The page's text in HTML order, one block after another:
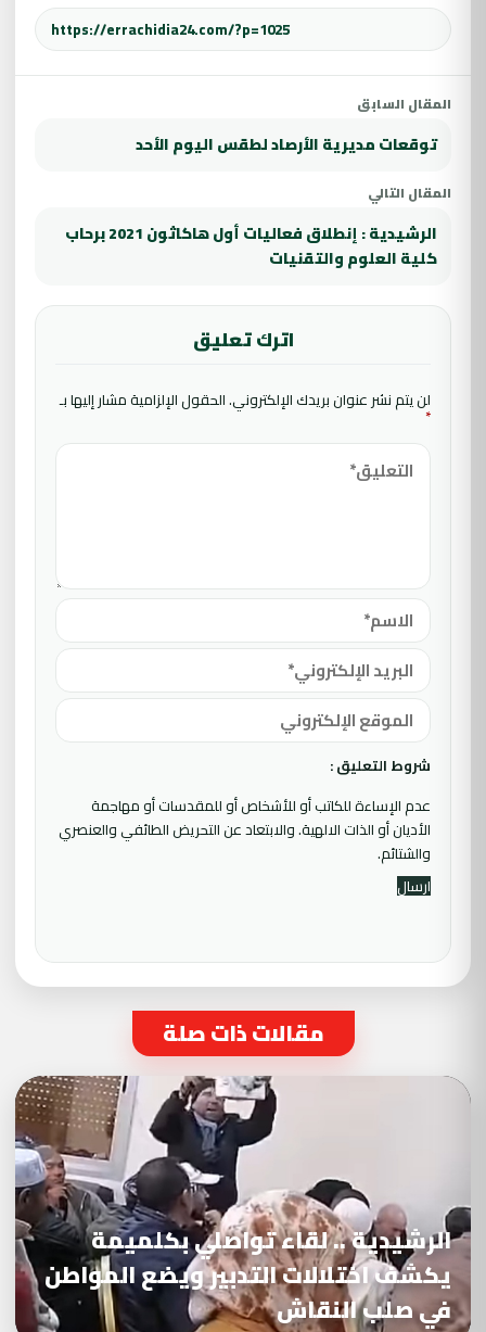
المقال السابق
توقعات مديرية الأرصاد لطقس اليوم الأحد
المقال التالي
الرشيدية : إنطلاق فعاليات أول هاكاثون 2021 برحاب
كلية العلوم والتقنيات
اترك تعليق
لن يتم نشر عنوان بريدك الإلكتروني.الحقول الإلزامية مشار إليها بـ
*
شروط التعليق :
عدم الإساءة للكاتب أو للأشخاص أو للمقدسات أو مهاجمة
الأديان أو الذات الالهية. والابتعاد عن التحريض الطائفي والعنصري
والشتائم.
مقالات ذات صلة
الرشيدية .. لقاء تواصلي بكلميمة
يكشف اختلالات التدبير ويضع المواطن
في صلب النقاش